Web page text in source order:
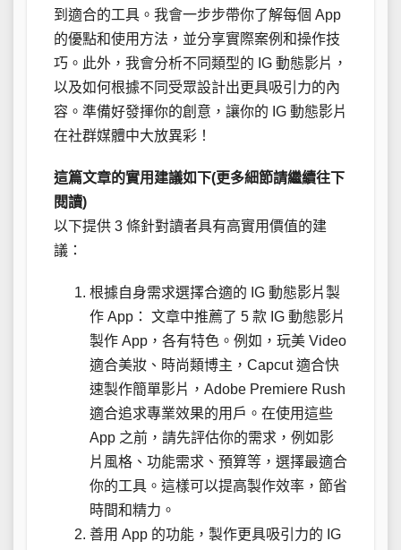
到適合的工具。我會一步步帶你了解每個 App
的優點和使用方法，並分享實際案例和操作技
巧。此外，我會分析不同類型的 IG 動態影片，
以及如何根據不同受眾設計出更具吸引力的內
容。準備好發揮你的創意，讓你的 IG 動態影片
在社群媒體中大放異彩！
這篇文章的實用建議如下(更多細節請繼續往下
閱讀)
以下提供 3 條針對讀者具有高實用價值的建
議：
根據自身需求選擇合適的 IG 動態影片製
作 App： 文章中推薦了 5 款 IG 動態影片
製作 App，各有特色。例如，玩美 Video
適合美妝、時尚類博主，Capcut 適合快
速製作簡單影片，Adobe Premiere Rush
適合追求專業效果的用戶。在使用這些
App 之前，請先評估你的需求，例如影
片風格、功能需求、預算等，選擇最適合
你的工具。這樣可以提高製作效率，節省
時間和精力。
善用 App 的功能，製作更具吸引力的 IG